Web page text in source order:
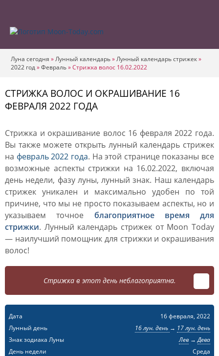
Луна сегодня »Лунный календарь»Лунный календарь стрижек»
2022 год»Февраль»Стрижка волос 16.02.2022
СТРИЖКА ВОЛОС И ОКРАШИВАНИЕ 16
ФЕВРАЛЯ 2022 ГОДА
Стрижка и окрашивание волос 16 февраля 2022 года.
Вы также можете открыть лунный календарь стрижек
на февраль 2022 года. На этой странице показаны все
возможные аспекты стрижки на 16.02.2022, включая
день недели, фазу луны, лунный знак. Наш календарь
стрижек уникален и максимально удобен по той
причине, что мы не просто показываем аспекты, но и
указываем точное благоприятное время для
стрижки. Лунный календарь стрижек от Moon Today
— наилучший помощник для стрижки и окрашивания
волос!
Стрижка в этот день неблагоприятна.
Дата
16 февраля, 2022
Лунный день
16 лун. день → 17 лун. день
Знак зодиака Луны
Лев→Дева
День недели
Среда